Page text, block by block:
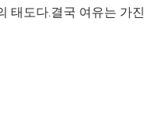
태도다.결국 여유는 가